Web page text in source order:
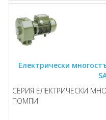
Електрически
СЕРИЯ ЕЛЕКТРИЧЕСКИ
ПОМПИ